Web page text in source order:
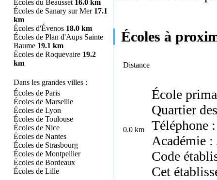
Écoles du Beausset 16.0 km
Écoles de Sanary sur Mer 17.1
km
Écoles d'Évenos 18.0 km
Écoles de Plan d'Aups Sainte
Baume 19.1 km
Écoles de Roquevaire 19.2
km
Dans les grandes villes :
Écoles de Paris
Écoles de Marseille
Écoles de Lyon
Écoles de Toulouse
Écoles de Nice
Écoles de Nantes
Écoles de Strasbourg
Écoles de Montpellier
Écoles de Bordeaux
Écoles de Lille
Écoles à
Distance
0.0 km
École
Quartier
Téléphone
Académie
Code
Cet